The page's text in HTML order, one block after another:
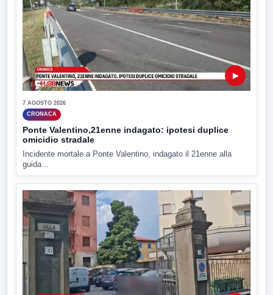
▶
7 AGOSTO 2026
CRONACA
Ponte Valentino,21enne indagato: ipotesi duplice
omicidio stradale
Incidente mortale a Ponte Valentino, indagato il 21enne alla
guida...